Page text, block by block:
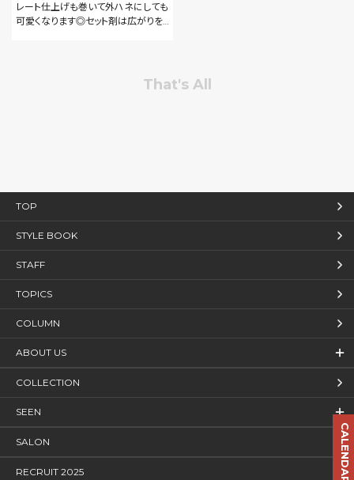
レート仕上げも巻いて外ハネにしても
可愛くなります◎セット剤は広がりを
That's All
TOP
STYLE BOOK
STAFF
TOPICS
COLUMN
ABOUT US
COLLECTION
SEEN
SALON
RECRUIT 2025 CALENDAR